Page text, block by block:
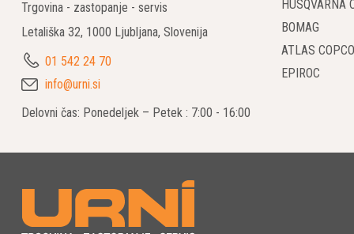
tekočinami.
Trgovina - zastopanje - servis
Letališka 32, 1000 Ljubljana, Slovenija
01 542 24 70
info@urni.si
Delovni čas: Ponedeljek – Petek : 7:00 - 16:00
HUSQVARNA
BOMAG
ATLAS COPCO
EPIROC